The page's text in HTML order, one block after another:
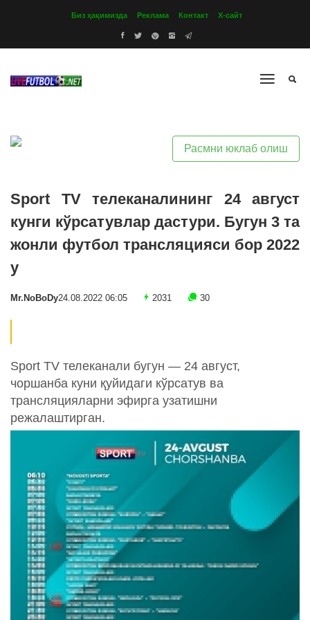
Биз ҳақимизда Реклама Контакт Х-сайт
Расмни юклаб олиш
Sport TV телеканалининг 24 август
кунги кўрсатувлар дастури. Бугун 3 та
жонли футбол трансляцияси бор 2022
y
Mr.NoBoDy24.08.2022 06:05 2031 30
Sport TV телеканали бугун — 24 август,
чоршанба куни қуйидаги кўрсатув ва
трансляцияларни эфирга узатишни
режалаштирган.